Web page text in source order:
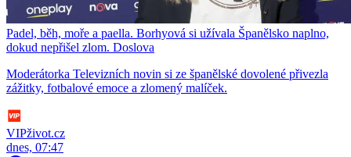
Padel, běh, moře a paella. Borhyová si užívala Španělsko naplno,
dokud nepřišel zlom. Doslova
Moderátorka Televizních novin si ze španělské dovolené přivezla
zážitky, fotbalové emoce a zlomený malíček.
VIPživot.cz
dnes, 07:47